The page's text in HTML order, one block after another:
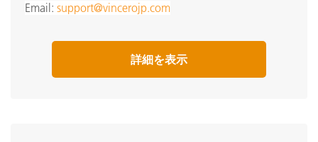
Email: support@vincerojp.com
詳細を表示